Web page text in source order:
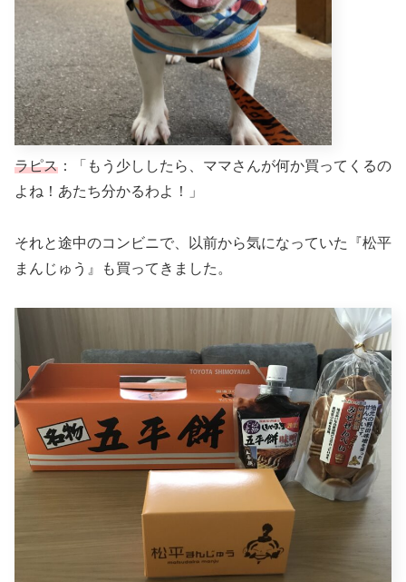
ラピス ：「もう少ししたら、ママさんが何か買ってくるの
よね！あたち分かるわよ！」
それと途中のコンビニで、以前から気になっていた『松平
まんじゅう』も買ってきました。